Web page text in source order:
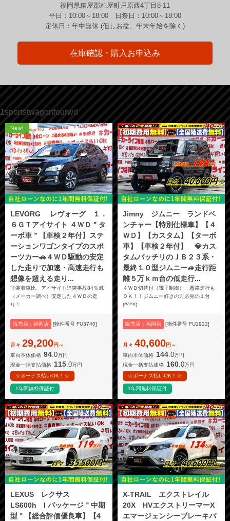
福岡県糟屋郡粕屋町戸原西4丁目8-11
平日：10:00～18:00 日祭日：10:00～18:00
定休日：年中無休 (但しお盆、年末年始を除く)
在庫確認・購入お申込み
1sportstwagonfourwd
New!
LEVORG レヴォーグ １．
６ＧＴアイサイト ４ＷＤ＂タ
ーボ車＂【車検２年付】ステ
ーションワゴンタイプのスポ
ーツカー🚗４ＷＤ駆動の安定
した走りで加速・高速走行も
想像を超える走り...
非装着車比、アイサイト追突事故84％減
（メーカー調べ）安定した４ＷＤの走
り！
販売店：福岡店 [物件番号 FU3740]
月々 29,200円～
車両本体価格 94.0万円
現金一括支払価格 115 .0万円
☆ボーナス払いOK！☆
1年間無料保証付
Jimny ジムニー ランドベ
ンチャー【特別仕様車】【４
ＷＤ】【カスタム】【ターボ
車】【車検２年付】 💎カス
タムバッチリのＪＢ２３系・
最終１０型ジムニー🚙走行距
離５万ｋｍ台の低走行...
４ＷＤ切替付（電子制御）・悪路走行も
ＯＫ！！ジムニー好きの方必見の１台
(#^^#)
販売店：福岡店 [物件番号 FU1922]
月々 40,600円～
車両本体価格 144.0万円
現金一括支払価格 160 .0万円
☆ボーナス払いOK！☆
1年間無料保証付
LEXUS レクサス
LS600h I パッケージ＂中期
型＂【総合評価優良車】【4
X-TRAIL エクストレイル
20X HVエクストリーマーX
エマージェンシーブレーキパ